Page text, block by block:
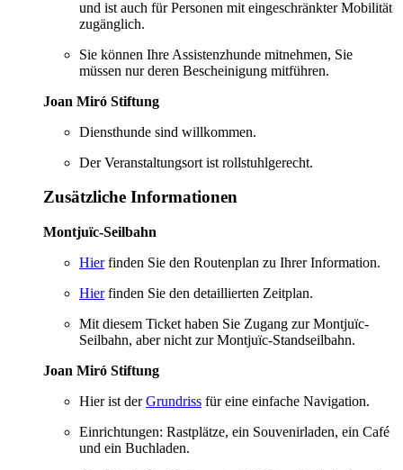
und ist auch für Personen mit eingeschränkter Mobilität
zugänglich.
Sie können Ihre Assistenzhunde mitnehmen, Sie
müssen nur deren Bescheinigung mitführen.
Joan Miró Stiftung
Diensthunde sind willkommen.
Der Veranstaltungsort ist rollstuhlgerecht.
Zusätzliche Informationen
Montjuïc-Seilbahn
Hierfinden Sie den Routenplan zu Ihrer Information.
Hierfinden Sie den detaillierten Zeitplan.
Mit diesem Ticket haben Sie Zugang zur Montjuïc-
Seilbahn, aber nicht zur Montjuïc-Standseilbahn.
Joan Miró Stiftung
Hier ist derGrundriss für eine einfache Navigation.
Einrichtungen: Rastplätze, ein Souvenirladen, ein Café
und ein Buchladen.